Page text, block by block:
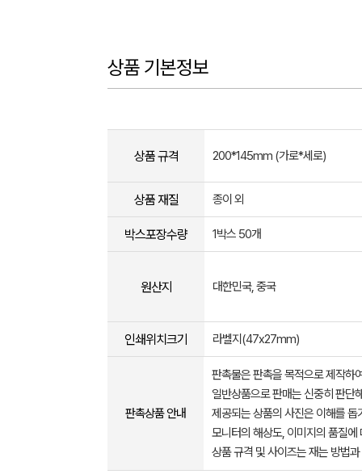
상품 기본정보
상품 규격 200*145mm (가로*세로)
상품 재질 종이 외
박스포장수량 1박스 50개
원산지 대한민국, 중국
인쇄위치크기 라벨지(47x27mm)
판촉상품 안내
판촉물은 판촉을 목적으로 제작하
일반상품으로 판매는 신중히 판단
제공되는 상품의 사진은 이해를
모니터의 해상도, 이미지의 품질
상품 규격 및 사이즈는 재는 방법